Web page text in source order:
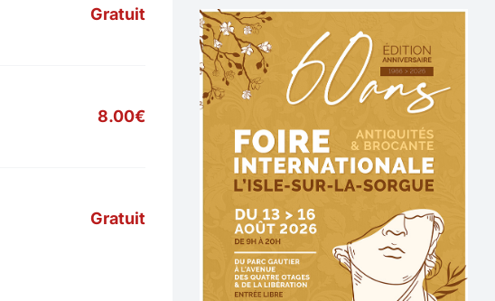
Gratuit
8.00€
Gratuit